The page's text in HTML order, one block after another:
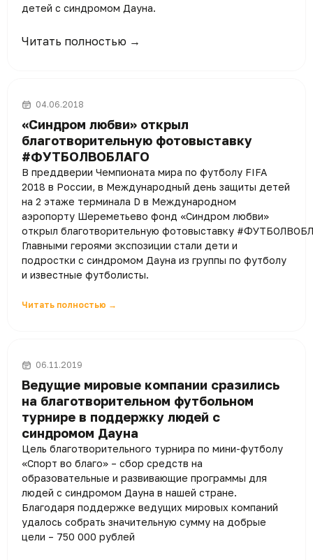
детей с синдромом Дауна.
Читать полностью →
04.06.2018
«Синдром любви» открыл
благотворительную фотовыставку
#ФУТБОЛВОБЛАГО
В преддверии Чемпионата мира по футболу FIFA
2018 в России, в Международный день защиты детей
на 2 этаже терминала D в Международном
аэропорту Шереметьево фонд «Синдром любви»
открыл благотворительную фотовыставку
Главными героями экспозиции стали дети и
подростки с синдромом Дауна из группы по футболу
и известные футболисты.
Читать полностью →
06.11.2019
Ведущие мировые компании сразились
на благотворительном футбольном
турнире в поддержку людей с
синдромом Дауна
Цель благотворительного турнира по мини-футболу
«Спорт во благо» – сбор средств на
образовательные и развивающие программы для
людей с синдромом Дауна в нашей стране.
Благодаря поддержке ведущих мировых компаний
удалось собрать значительную сумму на добрые
цели – 750 000 рублей